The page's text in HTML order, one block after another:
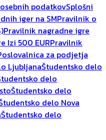
podatkovSplošni
iger na SMPravilnik o
Pravilnik nagradne igre
Izi 500 EURPravilnik
za podjetja
LjubljanaŠtudentsko delo
delo
Študentsko delo
delo Nova
Študentsko delo